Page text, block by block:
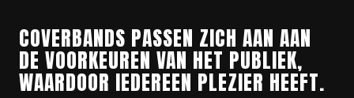
COVERBANDS PASSEN ZICH AAN AAN
DE VOORKEUREN VAN HET PUBLIEK,
WAARDOOR IEDEREEN PLEZIER HEEFT.